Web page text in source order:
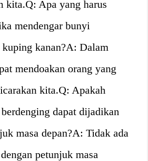
kita.Q: Apa yang harus
mendengar bunyi
kanan?A: Dalam
mendoakan orang yang
kita.Q: Apakah
dapat dijadikan
masa depan?A: Tidak ada
petunjuk masa